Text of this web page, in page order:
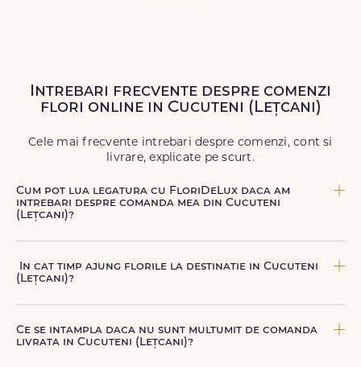
Livrăm buchete de flori chiar și în weekend, pentru ca tu
Intrebari frecvente despre comenzi
flori online in Cucuteni (Lețcani)
Cele mai frecvente intrebari despre comenzi, cont si
livrare, explicate pe scurt.
Cum pot lua legatura cu FloriDeLux daca am
intrebari despre comanda mea din Cucuteni
(Lețcani)?
pentru comenzile cu livrare in Cucuteni (Lețcani). Ne poti
contacta oricand pentru informatii despre comanda,
In cat timp ajung florile la destinatie in Cucuteni
(Lețcani)?
confirmarea platii comenzii, in functie de intervalul de
livrare aes.
Ce se intampla daca nu sunt multumit de comanda
livrata in Cucuteni (Lețcani)?